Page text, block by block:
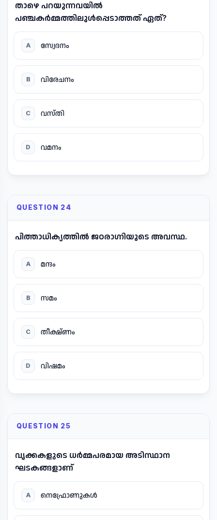
താഴെ പറയുന്നവയിൽ
പഞ്ചകർമ്മത്തിലുൾപ്പെടാത്തത് ഏത്?
A സ്വേദനം
B വിരേചനം
C വസ്തി
D വമനം
QUESTION 24
പിത്താധിക്യത്തിൽ ജഠരാഗ്നിയുടെ അവസ്ഥ.
A മന്ദം
B സമം
C തീക്ഷ്ണം
D വിഷമം
QUESTION 25
വൃക്കകളുടെ ധർമ്മപരമായ അടിസ്ഥാന
ഘടകങ്ങളാണ്
A നെഫ്രോണുകൾ